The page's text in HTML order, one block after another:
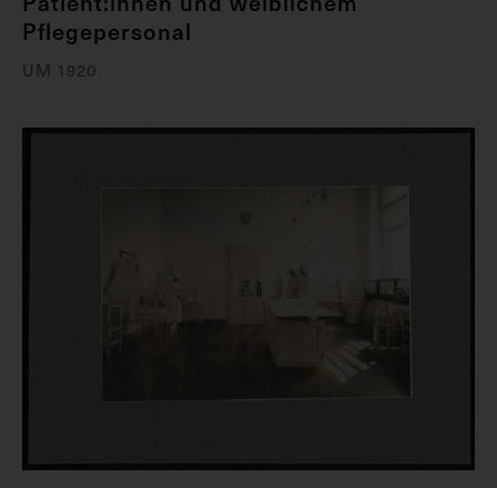
Pflegepersonal
UM 1920